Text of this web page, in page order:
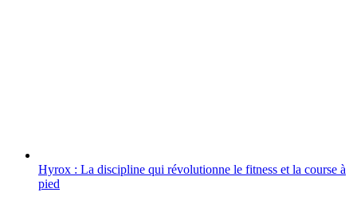
Hyrox : La discipline qui révolutionne le fitness et la course à
pied